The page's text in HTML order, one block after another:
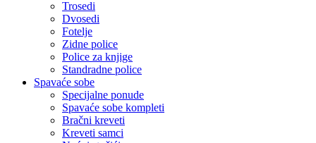
Trosedi
Dvosedi
Fotelje
Zidne police
Police za knjige
Standradne police
Spavaće sobe
Specijalne ponude
Spavaće sobe kompleti
Bračni kreveti
Kreveti samci